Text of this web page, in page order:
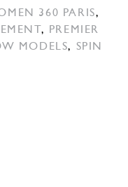
360 PARIS,
,
PREMIER
MODELS, SPIN